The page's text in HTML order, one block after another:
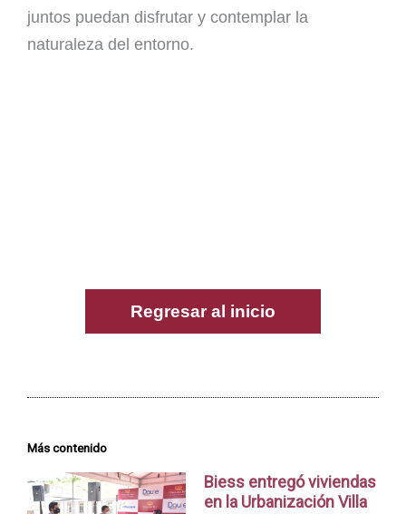
juntos puedan disfrutar y contemplar la
naturaleza del entorno.
Regresar al inicio
Más contenido
Biess entregó viviendas
en la Urbanización Villa